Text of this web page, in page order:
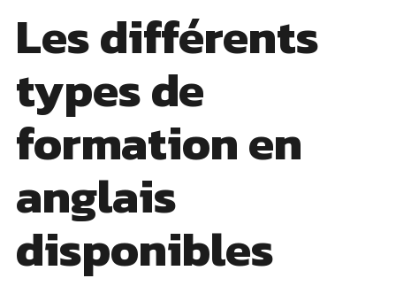
Les différents
types de
formation en
anglais
disponibles